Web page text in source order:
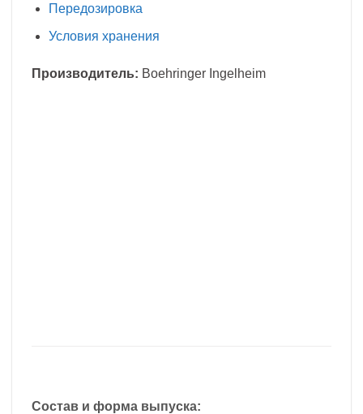
Передозировка
Условия хранения
Производитель: Boehringer Ingelheim
Состав и форма выпуска: